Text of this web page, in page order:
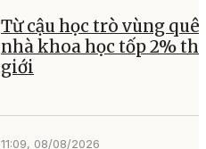
Từ cậu học trò vùng quê
nhà khoa học tốp 2%
giới
11:09, 08/08/2026